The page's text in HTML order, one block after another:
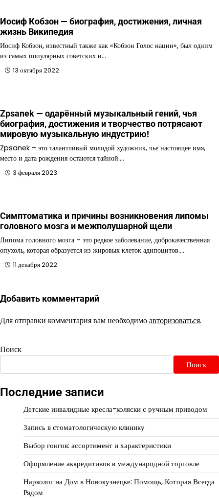
Иосиф Кобзон — биография, достижения, личная
жизнь Википедия
Иосиф Кобзон, известный также как «Кобзон Голос нации», был одним
из самых популярных советских и…
13 октября 2022
Zpsanek — одарённый музыкальный гений, чья
биография, достижения и творчество потрясают
мировую музыкальную индустрию!
Zpsanek – это талантливый молодой художник, чье настоящее имя,
место и дата рождения остаются тайной.…
3 февраля 2023
Симптоматика и причины возникновения липомы
головного мозга и межполушарной щели
Липома головного мозга – это редкое заболевание, доброкачественная
опухоль, которая образуется из жировых клеток адипоцитов.…
11 декабря 2022
Добавить комментарий
Для отправки комментария вам необходимоавторизоваться.
Поиск
Поиск
Последние записи
Детские инвалидные кресла-коляски с ручным приводом
Запись в стоматологическую клинику
Выбор гонгов: ассортимент и характеристики
Оформление аккредитивов в международной торговле
Нарколог на Дом в Новокузнецке: Помощь, Которая Всегда
Рядом